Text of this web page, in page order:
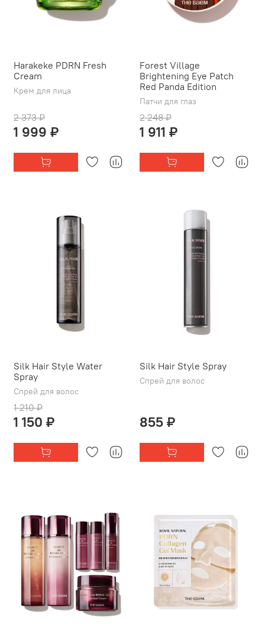
Harakeke PDRN Fresh
Cream
Крем для лица
2 373 ₽
1 999 ₽
Forest Village
Brightening Eye Patch
Red Panda Edition
Патчи для глаз
2 248 ₽
1 911 ₽
Silk Hair Style Water
Spray
Спрей для волос
1 210 ₽
1 150 ₽
Silk Hair Style Spray
Спрей для волос
855 ₽